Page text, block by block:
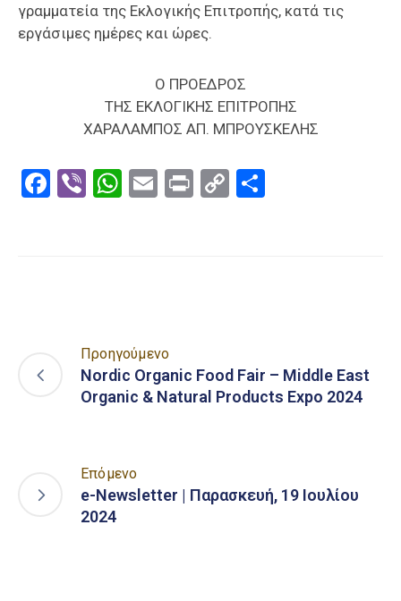
γραμματεία της Εκλογικής Επιτροπής, κατά τις
εργάσιμες ημέρες και ώρες.
Ο ΠΡΟΕΔΡΟΣ
ΤΗΣ ΕΚΛΟΓΙΚΗΣ ΕΠΙΤΡΟΠΗΣ
ΧΑΡΑΛΑΜΠΟΣ ΑΠ. ΜΠΡΟΥΣΚΕΛΗΣ
Facebook
ViberWhatsApp
EmailPrintCopy
Προηγούμενο
Nordic Organic Food Fair – Middle East
Organic & Natural Products Expo 2024
Επόμενο
e-Newsletter | Παρασκευή, 19 Ιουλίου
2024